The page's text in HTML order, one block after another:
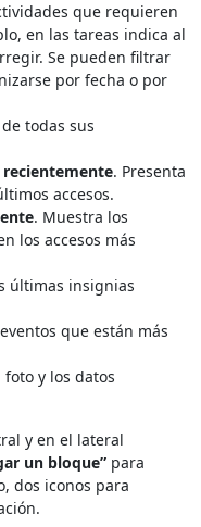
que requieren
en las tareas indica al
Se pueden filtrar
por fecha o por
todas sus
recientemente. Presenta
accesos.
. Muestra los
los accesos más
últimas insignias
que están más
foto y los datos
y en el lateral
un bloque” para
dos iconos para